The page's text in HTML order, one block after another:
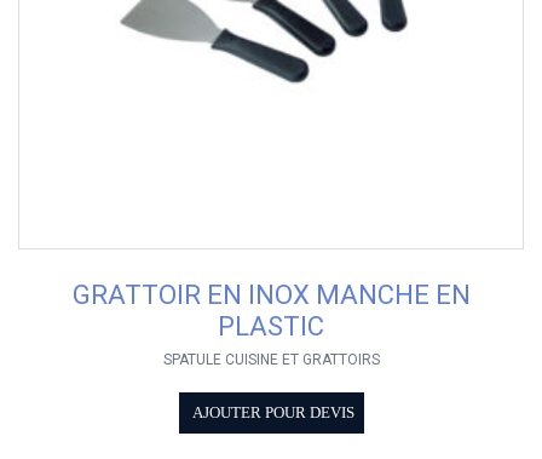
GRATTOIR EN INOX MANCHE EN
PLASTIC
SPATULE CUISINE ET GRATTOIRS
AJOUTER POUR DEVIS